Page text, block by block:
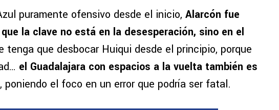
puramente ofensivo desde el inicio, Alarcón fue
la clave no está en la desesperación, sino en el
tenga que desbocar Huiqui desde el principio, porque
el Guadalajara con espacios a la vuelta también es
poniendo el foco en un error que podría ser fatal.